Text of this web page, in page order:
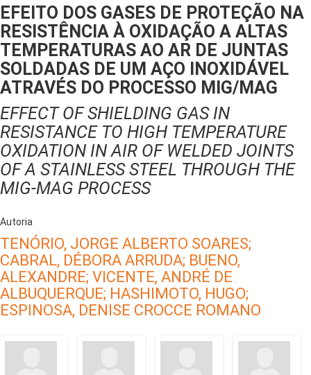
EFEITO DOS GASES DE PROTEÇÃO NA
RESISTÊNCIA À OXIDAÇÃO A ALTAS
TEMPERATURAS AO AR DE JUNTAS
SOLDADAS DE UM AÇO INOXIDÁVEL
ATRAVÉS DO PROCESSO MIG/MAG
EFFECT OF SHIELDING GAS IN
RESISTANCE TO HIGH TEMPERATURE
OXIDATION IN AIR OF WELDED JOINTS
OF A STAINLESS STEEL THROUGH THE
MIG-MAG PROCESS
Autoria
TENÓRIO, JORGE ALBERTO SOARES;
CABRAL, DÉBORA ARRUDA; BUENO,
ALEXANDRE; VICENTE, ANDRÉ DE
ALBUQUERQUE; HASHIMOTO, HUGO;
ESPINOSA, DENISE CROCCE ROMANO